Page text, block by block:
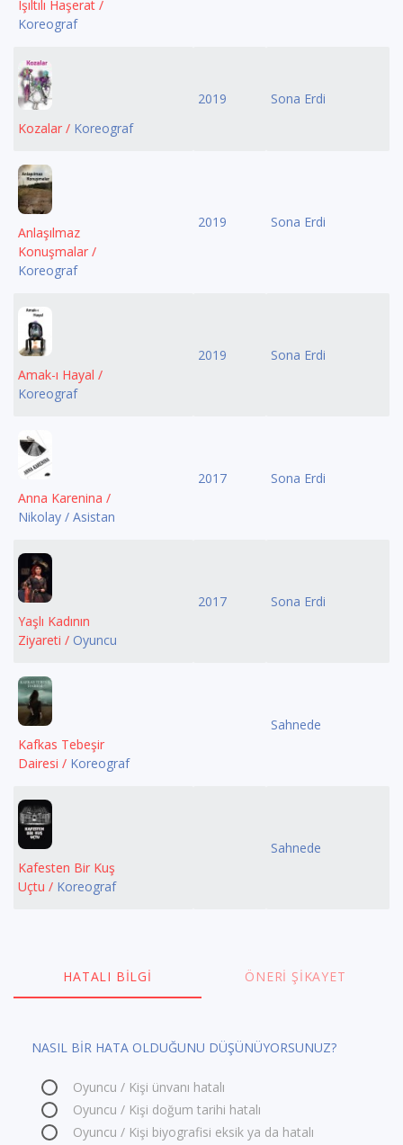
Işıltılı Haşerat /
Koreograf
Kozalar / Koreograf
2019 Sona Erdi
Anlaşılmaz
Konuşmalar /
Koreograf
2019 Sona Erdi
Amak-ı Hayal /
Koreograf
2019 Sona Erdi
Anna Karenina /
Nikolay / Asistan
2017 Sona Erdi
Yaşlı Kadının
Ziyareti / Oyuncu
2017 Sona Erdi
Kafkas Tebeşir
Dairesi / Koreograf
Sahnede
Kafesten Bir Kuş
Uçtu / Koreograf
Sahnede
HATALI BILGI ÖNERI ŞIKAYET
NASIL BİR HATA OLDUĞUNU DÜŞÜNÜYORSUNUZ?
Oyuncu / Kişi ünvanı hatalı
Oyuncu / Kişi doğum tarihi hatalı
Oyuncu / Kişi biyografisi eksik ya da hatalı